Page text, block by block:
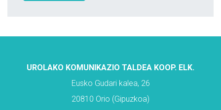
UROLAKO KOMUNIKAZIO TALDEA KOOP. ELK.
Eusko Gudari kalea, 26
20810 Orio (Gipuzkoa)